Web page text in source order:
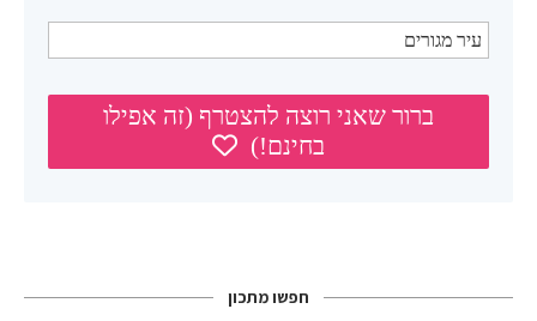
חפשו מתכון